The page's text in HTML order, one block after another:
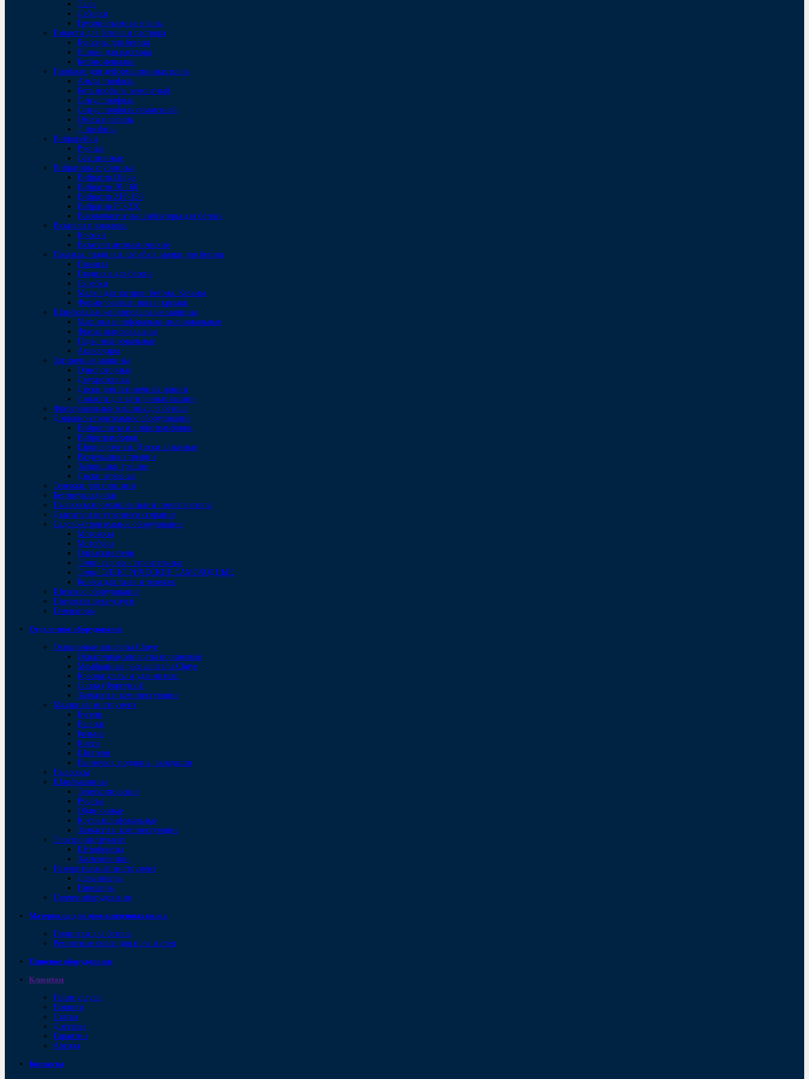
Тали
Лебедки
Грузоподъемные краны
Емкости для бетона и раствора
Бункеры для бетона
Ящики для раствора
Бетономешалки
Профили для деформационных швов
Альфа профиль
Бета профиль ремонтный
Синус профиль
Синус профиль ремонтный
Омега профиль
Т профиль
Виброрейки
Ручные
Секционные
Вибраторы глубинные
Вибратор Dingo
Вибратор JB-160
Вибратор ZIP-150
Bибратор FO-230
Высокочастотные вибраторы для бетона
Вязатели проволоки
Крючки
Вязатели автоматические
Правила, гладилки, скребки, малки для бетона
Правила
Гладилки для бетона
Скребки
Малки для затирки бетона. Кельмы
Формирователи шва и кромки
Шлифовально-полировальные машины
Машины шлифовально-полировальные
Фрезы шлифовальные
Пады полировальные
Аксессуары
Затирочные машины
Однороторные
Двухроторные
Диски для затирочных машин
Лопасти для затирочных машин
Фрезеровальные машины для бетона
Дорожно-строительное оборудование
Виброплиты и вибротрамбовки
Вибротрамбовки
Швонарезчики. Диски алмазные
Раздельщики трещин
Заливщики трещин
Диски отрезные
Тележки для топпинга
Бетоноукладчики
Пылесосы промышленные и пресепараторы
Двигатели внутреннего сгорания
Садово-строительное оборудование
Мотокосы
Мотобуры
Опрыскиватели
Тачки садово - строительные
Тачки ЭЛЕКТРИЧЕСКИЕ САМОХОДНЫЕ
Колеса для тачек и тележек
Щитовое оборудование
Предоставляем услуги
Генераторы
Отделочное оборудование
Окрасочные аппараты Chnye
Окрасочные аппараты поршневые
Мембранные распылители Chnye
Краскопульты и удлинители
Сопла (Форсунки)
Запчасти и комплектующие
Малярный инструмент
Бугели
Валики
Кельмы
Кисти
Шпатели
Ванночки, поддоны, вкладыши
Пылесосы
Шлифмашины
Телескопические
Ручные
Обдирочные
Круги шлифовальные
Запчасти и комплектующие
Электроинструмент
Штроборезы
Заклепочники
Измерительный инструмент
Дальномеры
Нивелиры
Прочее оборудование
Материалы для промышленных полов
Пропитки для бетона
Ремонтные смеси для пола и стен
Пищевое оборудование
Клиентам
Наши услуги
Новости
Статьи
Доставка
Гарантии
Аренда
Контакты